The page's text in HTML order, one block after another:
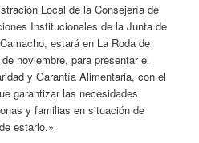
Local de la Consejería de
Institucionales de la Junta de
estará en La Roda de
noviembre, para presentar el
y Garantía Alimentaria, con el
garantizar las necesidades
y familias en situación de
estarlo.»